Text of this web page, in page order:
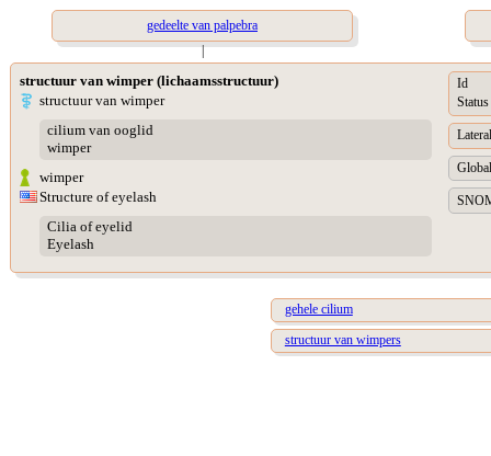
gedeelte van palpebra
|
structuur van wimper (lichaamsstructuur)
structuur van wimper
cilium van ooglid
wimper
wimper
Structure of eyelash
Cilia of eyelid
Eyelash
Id
Status
gehele cilium
structuur van wimpers